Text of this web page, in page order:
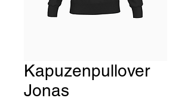
Kapuzenpullover
Jonas